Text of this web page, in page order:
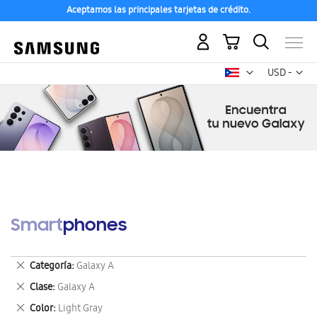
Aceptamos las principales tarjetas de crédito.
USD -
dólar
Mi carrito
Smartphones
Categoría Galaxy A
Eliminar
este
artículo
Clase Galaxy A
Eliminar
este
Color Light Gray
Eliminar